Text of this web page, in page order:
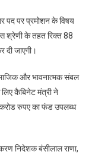
पद पर प्रमोशन के विषय
श्रेणी के तहत रिक्त 88
दी जाएगी।
और भावनात्मक संबल
कैबिनेट मंत्री ने
करोड रुपए का फंड उपलब्ध
निदेशक बंसीलाल राणा,